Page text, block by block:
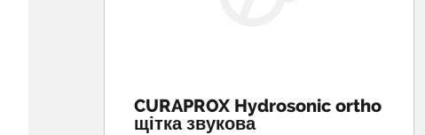
CURAPROX Hydrosonic ortho
щітка звукова